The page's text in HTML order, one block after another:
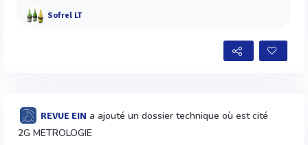
Sofrel LT
REVUE EIN a ajouté un dossier technique où est cité
2G METROLOGIE